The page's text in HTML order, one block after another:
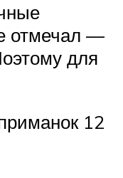
отмечал —
для
12